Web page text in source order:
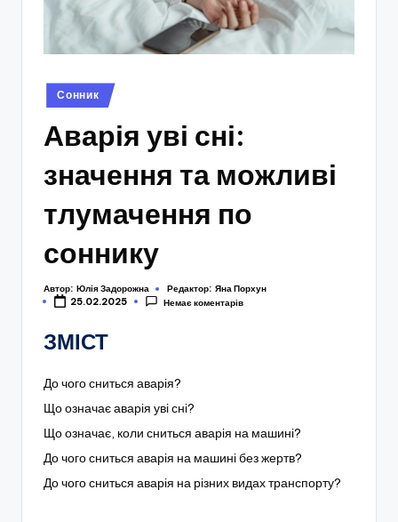
Опубліковано
у
Сонник
Аварія уві сні:
значення та можливі
тлумачення по
соннику
Автор: Юлія Задорожна Редактор: Яна Порхун
25.02.2025
Немає коментарів
ЗМІСТ
До чого сниться аварія?
Що означає аварія уві сні?
Що означає, коли сниться аварія на машині?
До чого сниться аварія на машині без жертв?
До чого сниться аварія на різних видах транспорту?